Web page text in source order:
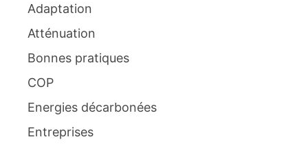
Adaptation
Atténuation
Bonnes pratiques
COP
Energies décarbonées
Entreprises